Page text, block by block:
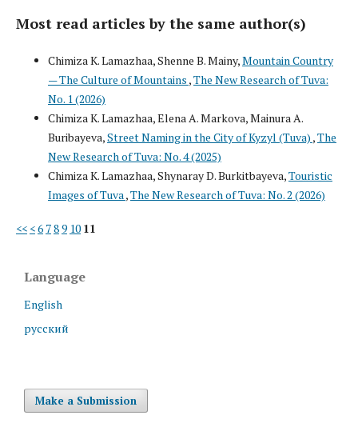
Most read articles by the same author(s)
Chimiza K. Lamazhaa, Shenne B. Mainy,Mountain Country
— The Culture of Mountains ,The New Research of Tuva:
No. 1 (2026)
Chimiza K. Lamazhaa, Elena A. Markova, Mainura A.
Buribayeva,Street Naming in the City of Kyzyl (Tuva) ,The
New Research of Tuva: No. 4 (2025)
Chimiza K. Lamazhaa, Shynaray D. Burkitbayeva,Touristic
Images of Tuva,The New Research of Tuva: No. 2 (2026)
<< <6 789 10 11
Language
English
русский
Make a Submission